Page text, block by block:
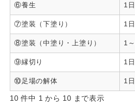
⑥養生 1日
⑦塗装（下塗り） 1日
⑧塗装（中塗り・上塗り） 1
⑨縁切り 1日
⑩足場の解体 1日
10 件中 1 から 10 まで表示